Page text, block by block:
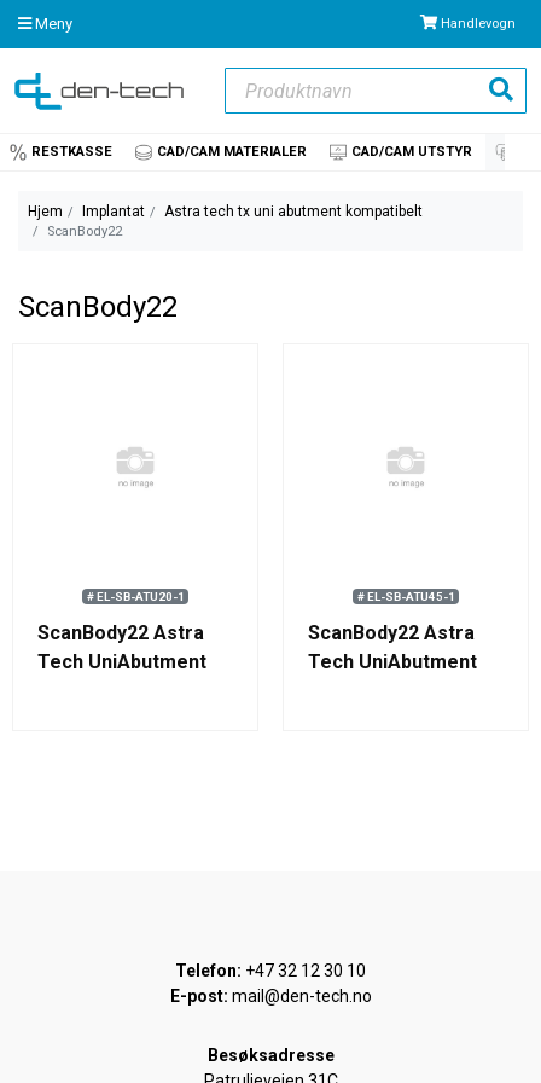
Meny Handlevogn
Søk
RESTKASSE CAD/CAM MATERIALER CAD/CAM UTSTYR
Hjem Implantat Astra tech tx uni abutment kompatibelt
ScanBody22
ScanBody22
# EL-SB-ATU20-1
ScanBody22 Astra
Tech UniAbutment
# EL-SB-ATU45-1
ScanBody22 Astra
Tech UniAbutment
Telefon: +47 32 12 30 10
E-post: mail@den-tech.no
Besøksadresse